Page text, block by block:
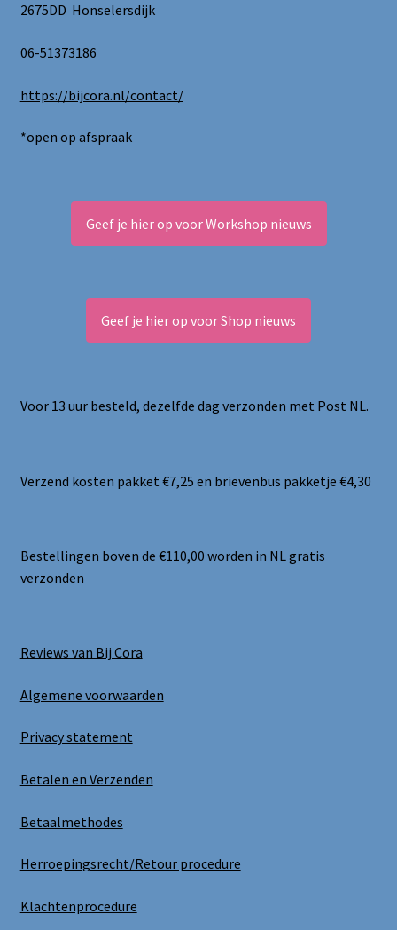
2675DD Honselersdijk
06-51373186
https://bijcora.nl/contact/
*open op afspraak
Geef je hier op voor Workshop nieuws
Geef je hier op voor Shop nieuws
Voor 13 uur besteld, dezelfde dag verzonden met Post NL.
Verzend kosten pakket €7,25 en brievenbus pakketje €4,30
Bestellingen boven de €110,00 worden in NL gratis
verzonden
Reviews van Bij Cora
Algemene voorwaarden
Privacy statement
Betalen en Verzenden
Betaalmethodes
Herroepingsrecht/Retour procedure
Klachtenprocedure